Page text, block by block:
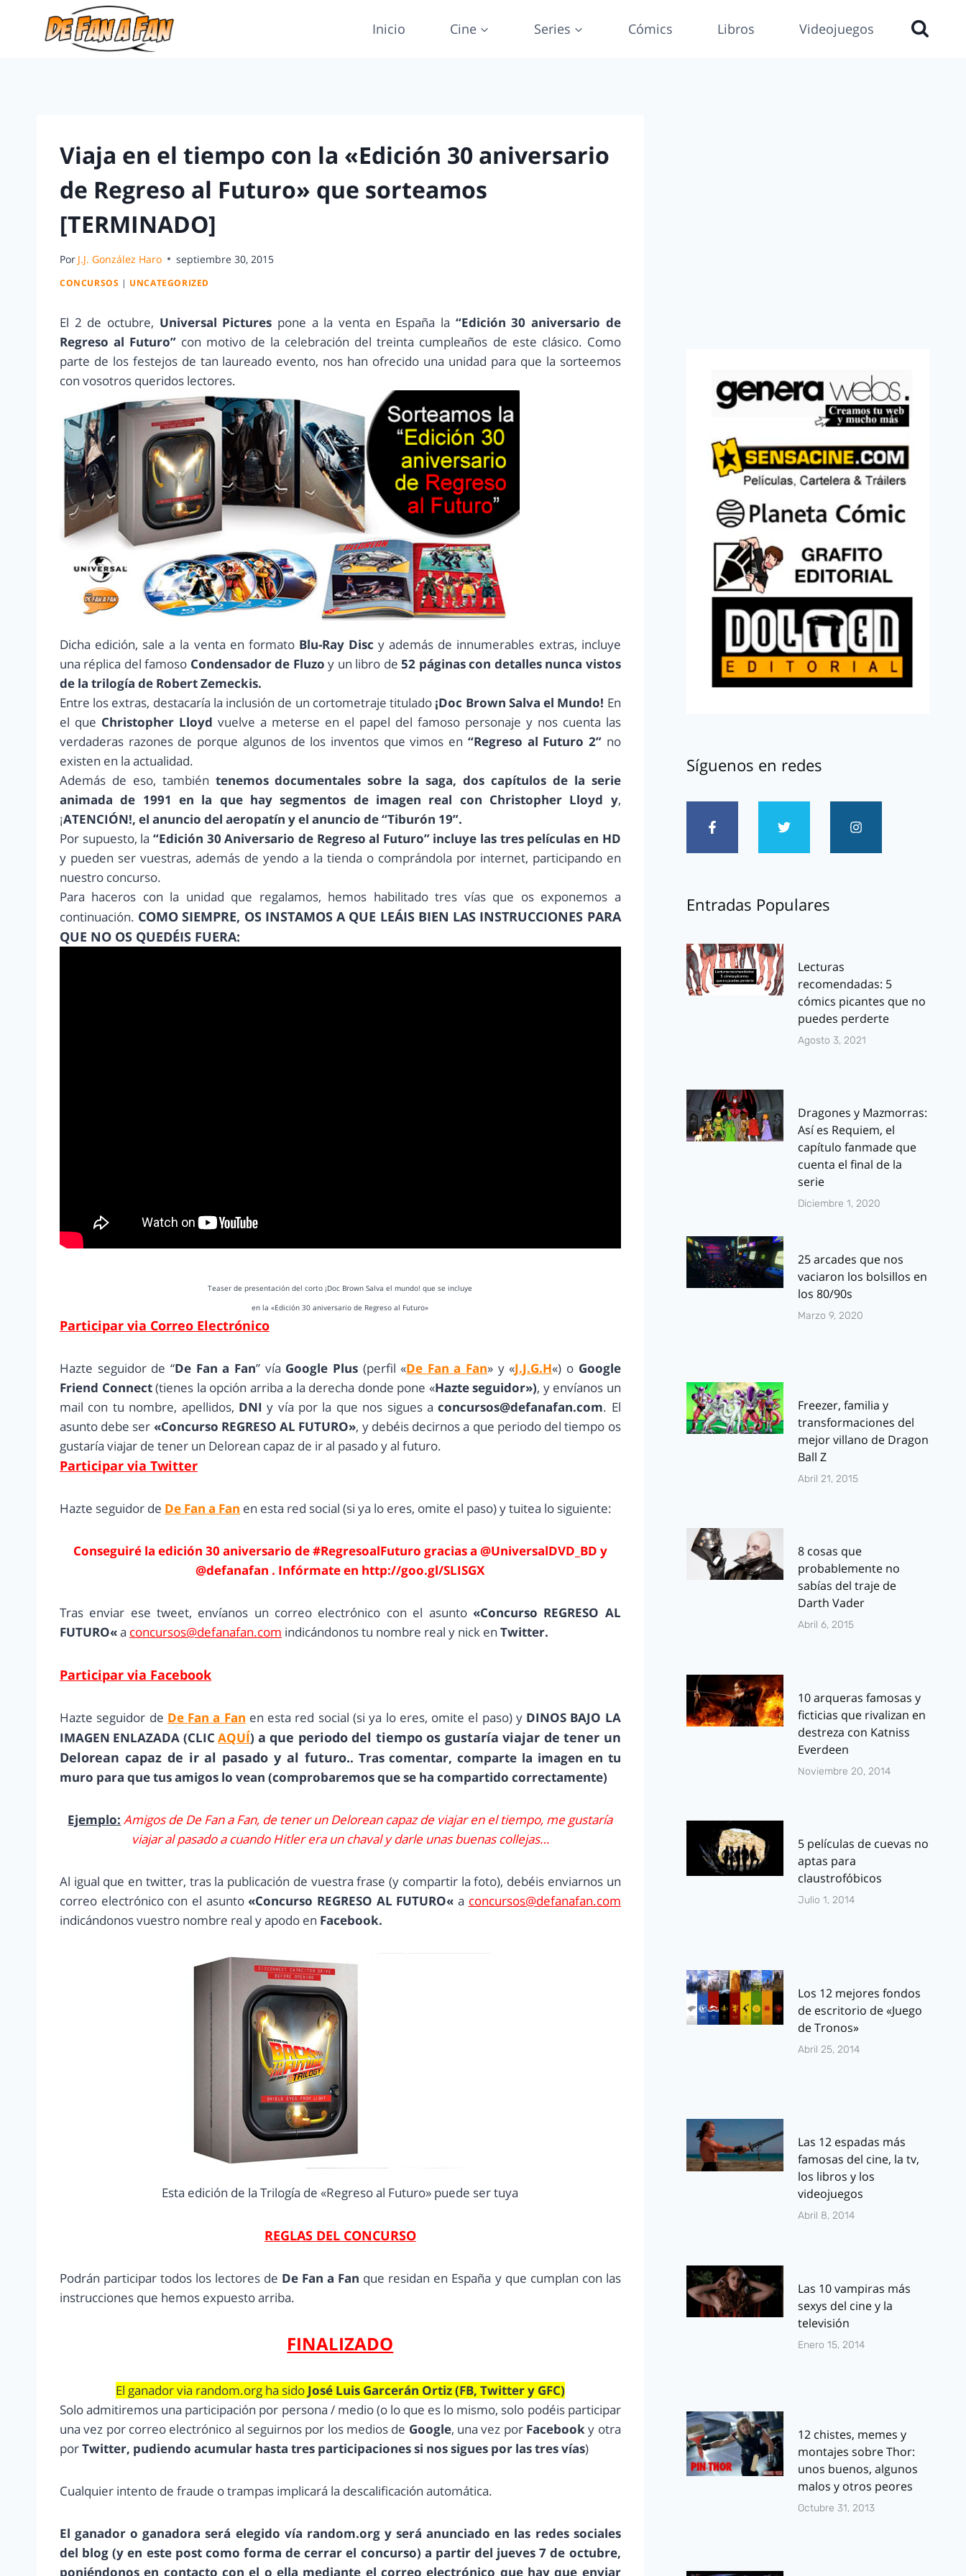
Inicio Cine Series Cómics Libros Videojuegos
Viaja en el tiempo con la «Edición 30 aniversario
de Regreso al Futuro» que sorteamos
[TERMINADO]
Por J.J. González Haro septiembre 30, 2015
CONCURSOS | UNCATEGORIZED
El 2 de octubre, Universal Pictures pone a la venta en España la “Edición 30 aniversario de
Regreso al Futuro” con motivo de la celebración del treinta cumpleaños de este clásico. Como
parte de los festejos de tan laureado evento, nos han ofrecido una unidad para que la sorteemos
con vosotros queridos lectores.
Dicha edición, sale a la venta en formato Blu-Ray Discy además de innumerables extras, incluye
una réplica del famoso Condensador de Fluzo y un libro de 52 páginas con detalles nunca vistos
de la trilogía de Robert Zemeckis.
Entre los extras, destacaría la inclusión de un cortometraje titulado ¡Doc Brown Salva el Mundo! En
el que Christopher Lloyd vuelve a meterse en el papel del famoso personaje y nos cuenta las
verdaderas razones de porque algunos de los inventos que vimos en “Regreso al Futuro 2”no
existen en la actualidad.
Además de eso, también tenemos documentales sobre la saga, dos capítulos de la serie
animada de 1991 en la que hay segmentos de imagen real con Christopher Lloyd y,
¡ATENCIÓN!, el anuncio del aeropatín y el anuncio de “Tiburón 19”.
Por supuesto, la “Edición 30 Aniversario de Regreso al Futuro” incluye las tres películas en HD
y pueden ser vuestras, además de yendo a la tienda o comprándola por internet, participando en
nuestro concurso.
Para haceros con la unidad que regalamos, hemos habilitado tres vías que os exponemos a
continuación. COMO SIEMPRE, OS INSTAMOS A QUE LEÁIS BIEN LAS INSTRUCCIONES PARA
QUE NO OS QUEDÉIS FUERA:
Teaser de presentación del corto ¡Doc Brown Salva el mundo! que se incluye
en la «Edición 30 aniversario de Regreso al Futuro»
Participar via Correo Electrónico
Hazte seguidor de “De Fan a Fan” vía Google Plus(perfil «De Fan a Fan» y «J.J.G.H«) o Google
Friend Connect(tienes la opción arriba a la derecha donde pone «Hazte seguidor»), y envíanos un
mail con tu nombre, apellidos, DNI y vía por la que nos sigues aconcursos@defanafan.com. El
asunto debe ser «Concurso REGRESO AL FUTURO», y debéis decirnos a que periodo del tiempo os
gustaría viajar de tener un Delorean capaz de ir al pasado y al futuro.
Participar via Twitter
Hazte seguidor de De Fan a Fan en esta red social (si ya lo eres, omite el paso) y tuitea lo siguiente:
Conseguiré la edición 30 aniversario de #RegresoalFuturo gracias a @UniversalDVD_BD y
@defanafan . Infórmate en http://goo.gl/SLISGX
Tras enviar ese tweet, envíanos un correo electrónico con el asunto «Concurso REGRESO AL
FUTURO«a concursos@defanafan.com indicándonos tu nombre real y nick en Twitter.
Participar via Facebook
Hazte seguidor de De Fan a Fan en esta red social (si ya lo eres, omite el paso) y DINOS BAJO LA
IMAGEN ENLAZADA (CLICAQUÍ) a que periodo del tiempo os gustaría viajar de tener un
Delorean capaz de ir al pasado y al futuro.. Tras comentar, comparte la imagen en tu
muro para que tus amigos lo vean (comprobaremos que se ha compartido correctamente)
Ejemplo: Amigos de De Fan a Fan, de tener un Delorean capaz de viajar en el tiempo, me gustaría
viajar al pasado a cuando Hitler era un chaval y darle unas buenas collejas…
Al igual que en twitter, tras la publicación de vuestra frase (y compartir la foto), debéis enviarnos un
correo electrónico con el asunto«Concurso REGRESO AL FUTURO« a concursos@defanafan.com
indicándonos vuestro nombre real y apodo en Facebook.
Esta edición de la Trilogía de «Regreso al Futuro» puede ser tuya
REGLAS DEL CONCURSO
Podrán participar todos los lectores de De Fan a Fan que residan en España y que cumplan con las
instrucciones que hemos expuesto arriba.
FINALIZADO
El ganador via random.org ha sidoJosé Luis Garcerán Ortiz (FB, Twitter y GFC)
Solo admitiremos una participación por persona / medio (o lo que es lo mismo, solo podéis participar
una vez por correo electrónico al seguirnos por los medios de Google, una vez por Facebooky otra
porTwitter, pudiendo acumular hasta tres participaciones si nos sigues por las tres vías)
Cualquier intento de fraude o trampas implicará la descalificación automática.
El ganador o ganadora será elegido vía random.org y será anunciado en las redes sociales
del blog (y en este post como forma de cerrar el concurso) a partir del jueves 7 de octubre,
poniéndonos en contacto con el o ella mediante el correo electrónico que hay que enviar
Síguenos en redes
Entradas Populares
Lecturas
recomendadas: 5
cómics picantes que no
puedes perderte
Agosto 3, 2021
Dragones y Mazmorras:
Así es Requiem, el
capítulo fanmade que
cuenta el final de la
serie
Diciembre 1, 2020
25 arcades que nos
vaciaron los bolsillos en
los 80/90s
Marzo 9, 2020
Freezer, familia y
transformaciones del
mejor villano de Dragon
Ball Z
Abril 21, 2015
8 cosas que
probablemente no
sabías del traje de
Darth Vader
Abril 6, 2015
10 arqueras famosas y
ficticias que rivalizan en
destreza con Katniss
Everdeen
Noviembre 20, 2014
5 películas de cuevas no
aptas para
claustrofóbicos
Julio 1, 2014
Los 12 mejores fondos
de escritorio de «Juego
de Tronos»
Abril 25, 2014
Las 12 espadas más
famosas del cine, la tv,
los libros y los
videojuegos
Abril 8, 2014
Las 10 vampiras más
sexys del cine y la
televisión
Enero 15, 2014
12 chistes, memes y
montajes sobre Thor:
unos buenos, algunos
malos y otros peores
Octubre 31, 2013